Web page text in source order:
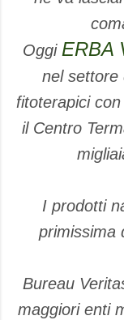
Oggi ERBA
nel settore
fitoterapici
il Centro
I prodotti
primissima
Bureau
maggiori enti